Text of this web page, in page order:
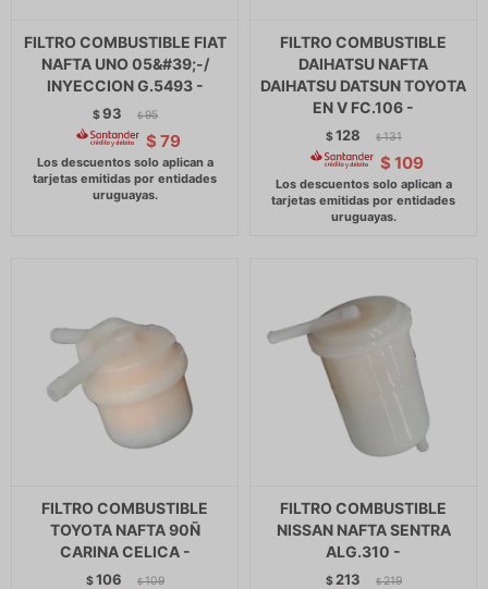
FILTRO COMBUSTIBLE FIAT
NAFTA UNO 05&#39;-/
INYECCION G.5493 -
$93 $ 95
$ 79
FILTRO COMBUSTIBLE
DAIHATSU NAFTA
DAIHATSU DATSUN TOYOTA
EN V FC.106 -
$128 $ 131
$ 109
FILTRO COMBUSTIBLE
TOYOTA NAFTA 90Ñ
CARINA CELICA -
$106 $ 109
FILTRO COMBUSTIBLE
NISSAN NAFTA SENTRA
ALG.310 -
$ 213 $ 219